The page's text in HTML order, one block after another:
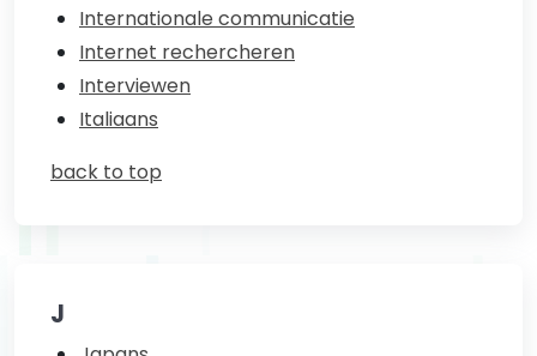
Internationale communicatie
Internet rechercheren
Interviewen
Italiaans
back to top
J